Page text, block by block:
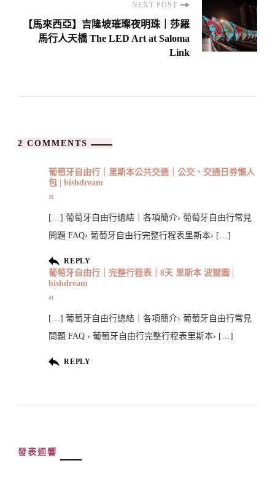
NEXT POST
【馬來西亞】吉隆坡璀璨夜明珠｜莎羅
馬行人天橋 The LED Art at Saloma
Link
2 COMMENTS
葡萄牙自由行｜里斯本公共交通｜公交、交通日券懶人
包 | bishdream
at
[…] 葡萄牙自由行總結｜各項簡介› 葡萄牙自由行常見
問題 FAQ› 葡萄牙自由行完整行程表里斯本› […]
REPLY
葡萄牙自由行｜完整行程表｜8天 里斯本 波爾圖 |
bishdream
at
[…] 葡萄牙自由行總結｜各項簡介› 葡萄牙自由行常見
問題 FAQ › 葡萄牙自由行完整行程表里斯本› […]
REPLY
發表迴響